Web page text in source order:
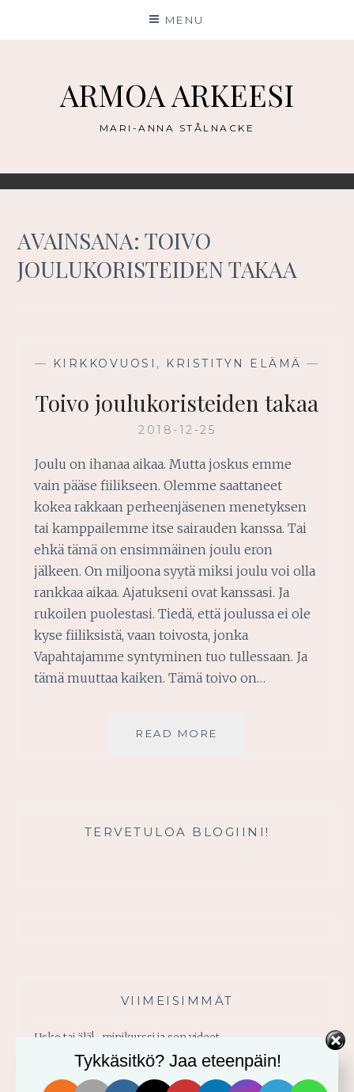
MENU
ARMOA ARKEESI
MARI-ANNA STÅLNACKE
AVAINSANA:TOIVO
JOULUKORISTEIDEN TAKAA
— KIRKKOVUOSI , KRISTITYN ELÄMÄ —
Toivo joulukoristeiden takaa
2018-12-25
Joulu on ihanaa aikaa. Mutta joskus emme
vain pääse fiilikseen. Olemme saattaneet
kokea rakkaan perheenjäsenen menetyksen
tai kamppailemme itse sairauden kanssa. Tai
ehkä tämä on ensimmäinen joulu eron
jälkeen. On miljoona syytä miksi joulu voi olla
rankkaa aikaa. Ajatukseni ovat kanssasi. Ja
rukoilen puolestasi. Tiedä, että joulussa ei ole
kyse fiiliksistä, vaan toivosta, jonka
Vapahtajamme syntyminen tuo tullessaan. Ja
tämä muuttaa kaiken. Tämä toivo on…
READ MORE
TERVETULOA BLOGIINI!
VIIMEISIMMÄT
Usko tai älä! -minikurssi ja sen videot
Vahvistu armosta!
Tykkäsitkö? Jaa eteenpäin!